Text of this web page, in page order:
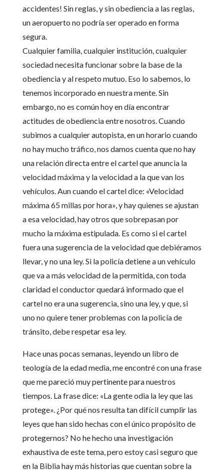
accidentes! Sin reglas, y sin obediencia a las reglas,
un aeropuerto no podría ser operado en forma
segura.
Cualquier familia, cualquier institución, cualquier
sociedad necesita funcionar sobre la base de la
obediencia y al respeto mutuo. Eso lo sabemos, lo
tenemos incorporado en nuestra mente. Sin
embargo, no es común hoy en día encontrar
actitudes de obediencia entre nosotros. Cuando
subimos a cualquier autopista, en un horario cuando
no hay mucho tráfico, nos damos cuenta que no hay
una relación directa entre el cartel que anuncia la
velocidad máxima y la velocidad a la que van los
vehículos. Aun cuando el cartel dice: «Velocidad
máxima 65 millas por hora», y hay quienes se ajustan
a esa velocidad, hay otros que sobrepasan por
mucho la máxima estipulada. Es como si el cartel
fuera una sugerencia de la velocidad que debiéramos
llevar, y no una ley. Si la policía detiene a un vehículo
que va a más velocidad de la permitida, con toda
claridad el conductor quedará informado que el
cartel no era una sugerencia, sino una ley, y que, si
uno no quiere tener problemas con la policía de
tránsito, debe respetar esa ley.
Hace unas pocas semanas, leyendo un libro de
teología de la edad media, me encontré con una frase
que me pareció muy pertinente para nuestros
tiempos. La frase dice: «La gente odia la ley que las
protege». ¿Por qué nos resulta tan difícil cumplir las
leyes que han sido hechas con el único propósito de
protegernos? No he hecho una investigación
exhaustiva de este tema, pero estoy casi seguro que
en la Biblia hay más historias que cuentan sobre la